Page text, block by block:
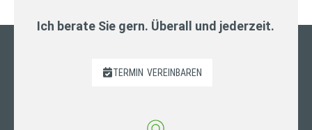
Ich berate Sie gern. Überall und jederzeit.
TERMIN VEREINBAREN